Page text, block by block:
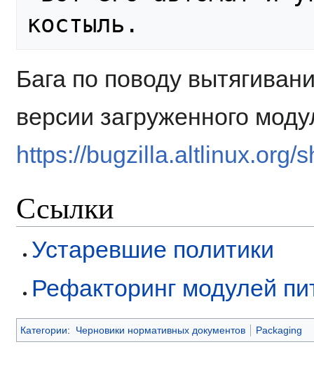
Бага по поводу
версии загруженного
https://bugzilla.altlinux.org/
Ссылки
Устаревшие политики
Рефакторинг модулей
Категории: Черновики нормативных документов Packaging